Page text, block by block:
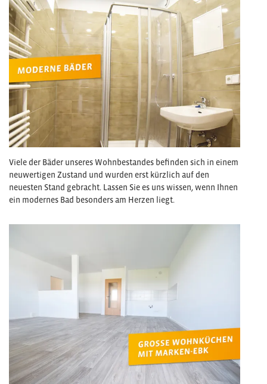
Viele der Bäder unseres Wohnbestandes befinden sich in einem
neuwertigen Zustand und wurden erst kürzlich auf den
neuesten Stand gebracht. Lassen Sie es uns wissen, wenn Ihnen
ein modernes Bad besonders am Herzen liegt.